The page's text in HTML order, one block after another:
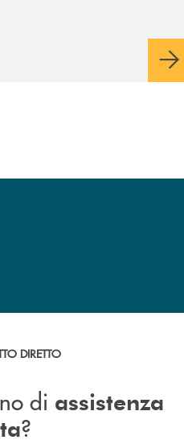
immediata ?
DIRETTO
di assistenza
?